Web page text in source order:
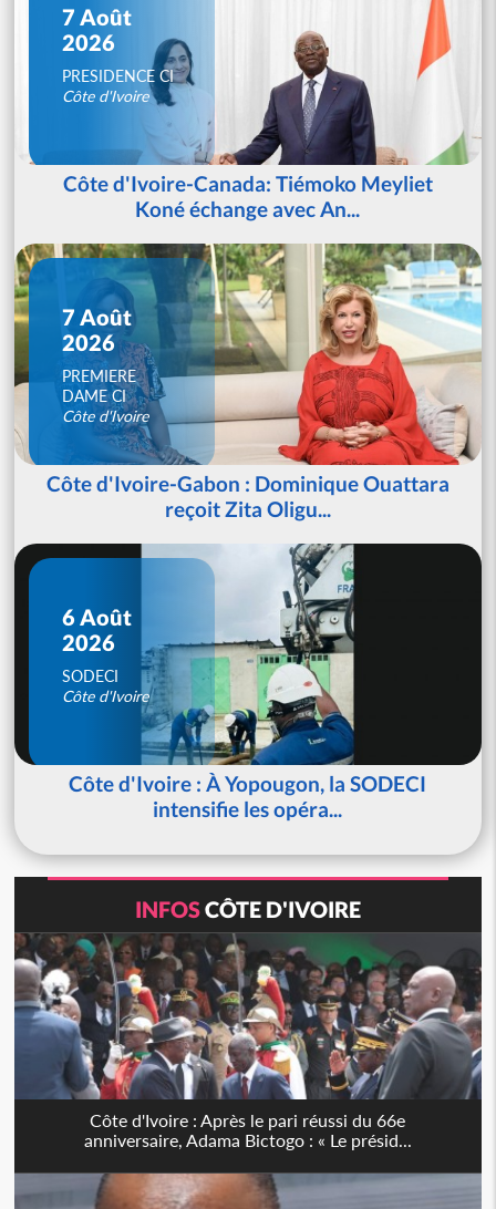
7 Août
2026
PRESIDENCE CI
Côte d'Ivoire
Côte d'Ivoire-Canada: Tiémoko Meyliet
Koné échange avec An...
7 Août
2026
PREMIERE
DAME CI
Côte d'Ivoire
Côte d'Ivoire-Gabon : Dominique Ouattara
reçoit Zita Oligu...
6 Août
2026
SODECI
Côte d'Ivoire
Côte d'Ivoire : À Yopougon, la SODECI
intensifie les opéra...
INFOSCÔTE D'IVOIRE
Côte d'Ivoire : Après le pari réussi du 66e
anniversaire, Adama Bictogo : « Le présid...